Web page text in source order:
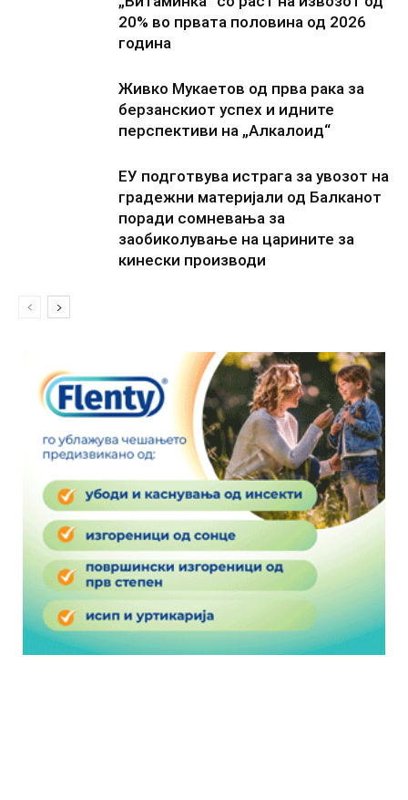
20% во првата половина од 2026
година
Живко Мукаетов од прва рака за
берзанскиот успех и идните
перспективи на „Алкалоид“
ЕУ подготвува истрага за увозот на
градежни материјали од Балканот
поради сомневања за
заобиколување на царините за
кинески производи